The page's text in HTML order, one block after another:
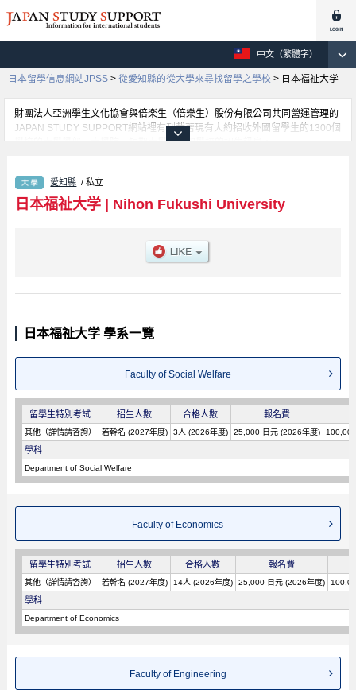
中文（繁體字）
日本留學信息網站JPSS > 從愛知縣的從大學來尋找留學之學校 > 日本福祉大学
財團法人亞洲學生文化協會與倍楽生（倍樂生）股份有限公司共同營運管理的
JAPAN STUDY SUPPORT網站裡有刊載著現有大約招收外國留學生的1300個
學校的大學學部、大學院、短期大學、專門學校的招生訊息。
Global Studies學部、Faculty of Education and Psychology學部、Faculty of
Sports Science學部、Faculty of Health Sciences學部、Faculty of Policy
Studies (Opening in April 2027)學部等各別學部的不同訊息，以及招收名額、
載於此，請務必查閱及利用此網站。
愛知縣 / 私立
日本福祉大学| Nihon Fukushi University
日本福祉大学 學系一覽
Faculty of Social Welfare
留學生特別考試 招生人數 合格人數 報名費
其他（詳情請咨詢） 若幹名 (2027年度) 3人 (2026年度) 25,000 日元 (2026年度)
學科
Department of Social Welfare
Faculty of Economics
留學生特別考試 招生人數 合格人數 報名費
其他（詳情請咨詢） 若幹名 (2027年度) 14人 (2026年度) 25,000 日元 (2026年度)
學科
Department of Economics
Faculty of Engineering